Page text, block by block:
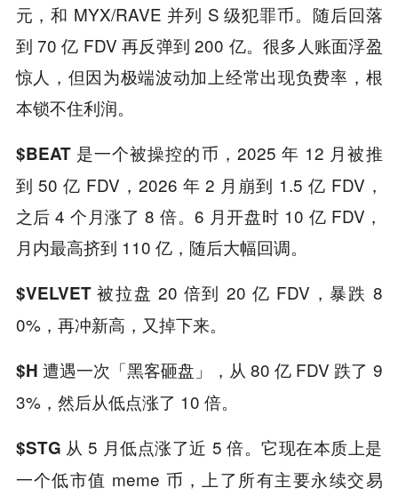
元，和 MYX/RAVE 并列 S 级犯罪币。随后回落
到 70 亿 FDV 再反弹到 200 亿。很多人账面浮盈
惊人，但因为极端波动加上经常出现负费率，根
本锁不住利润。
$BEAT是一个被操控的币，2025 年 12 月被推
到 50 亿 FDV，2026 年 2 月崩到 1.5 亿 FDV，
之后 4 个月涨了 8 倍。6 月开盘时 10 亿 FDV，
月内最高挤到 110 亿，随后大幅回调。
$VELVET被拉盘 20 倍到 20 亿 FDV，暴跌 8
0%，再冲新高，又掉下来。
$H 遭遇一次「黑客砸盘」，从 80 亿 FDV 跌了 9
3%，然后从低点涨了 10 倍。
$STG 从 5 月低点涨了近 5 倍。它现在本质上是
一个低市值 meme 币，上了所有主要永续交易